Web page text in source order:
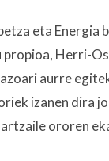
eta Energia
propioa, Herri-
aurre
izanen dira
ororen